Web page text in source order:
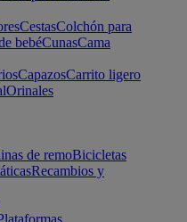
CestasColchón para
bebéCunasCama
CapazosCarrito ligero
Orinales
de remoBicicletas
Recambios y